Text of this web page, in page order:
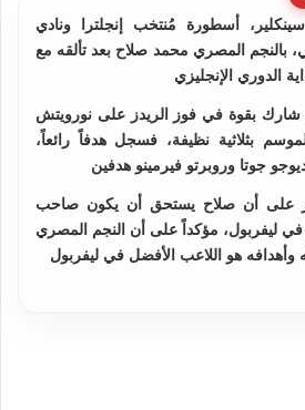
أسطورة مُنتخب إنجلترا ونادي
بالنجم المصري محمد صلاح بعد تألقه مع
الدوري الإنجليزي
شارك بقوة في فوز الريدز على نورويتش
بثلاثية نظيفة، فسجل هدفاً رائعاً،
جوتا وروبرتو فيرمينو هدفين
على أن صلاح يستحق أن يكون صاحب
في ليفربول، مؤكداً على أن النجم المصري
وأهدافه هو اللاعب الأفضل في ليفربول